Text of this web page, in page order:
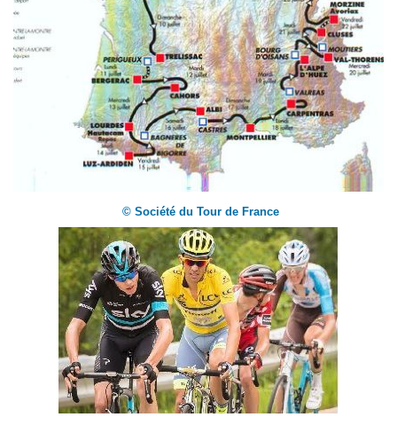
© Société du Tour de France